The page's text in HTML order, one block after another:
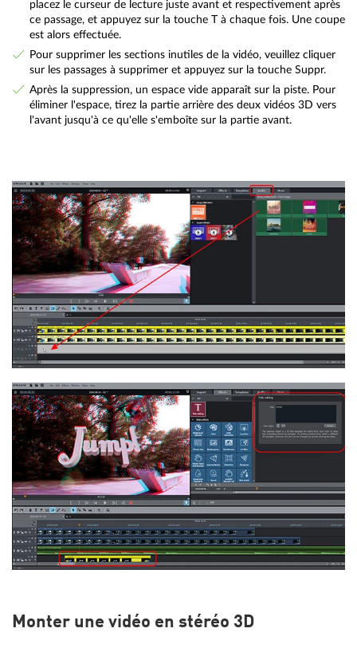
placez le curseur de lecture juste avant et respectivement après
ce passage, et appuyez sur la touche T à chaque fois. Une coupe
est alors effectuée.
Pour supprimer les sections inutiles de la vidéo, veuillez cliquer
sur les passages à supprimer et appuyez sur la touche Suppr.
Après la suppression, un espace vide apparaît sur la piste. Pour
éliminer l'espace, tirez la partie arrière des deux vidéos 3D vers
l'avant jusqu'à ce qu'elle s'emboîte sur la partie avant.
Monter une vidéo en stéréo 3D